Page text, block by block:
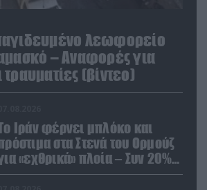
λεωφορείο
– Αναφορές για
(βίντεο)
Ιράν φέρνει μπλόκο και
στα Στενά του Ορμούζ
«εχθρικά» πλοία – Συν 20%
φορτία